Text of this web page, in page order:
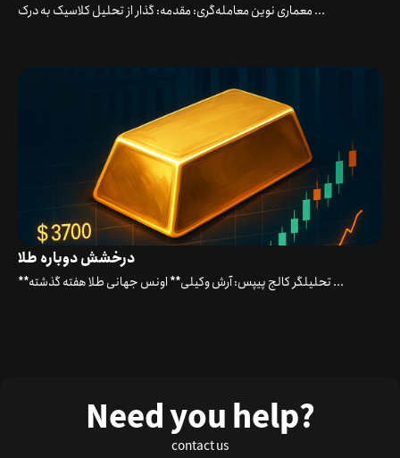
معماری نوین معامله‌گری: مقدمه: گذار از تحلیل کلاسیک به درک ...
درخشش دوباره طلا
**تحلیلگر کالج پیپس: آرش وکیلی** اونس جهانی طلا هفته گذشته ...
Need you help?
contact us